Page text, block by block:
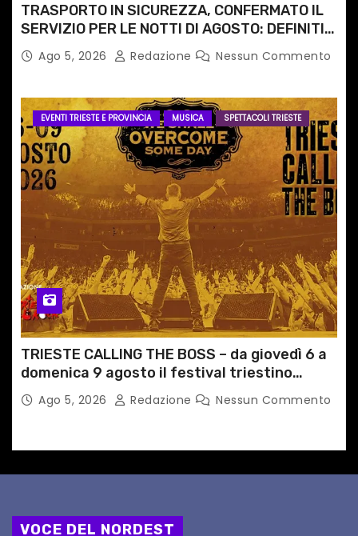
TRASPORTO IN SICUREZZA, CONFERMATO IL
SERVIZIO PER LE NOTTI DI AGOSTO: DEFINITI
PERCORSI, FERMATE E ORARIO
Ago 5, 2026 Redazione Nessun Commento
EVENTI TRIESTE E PROVINCIA MUSICA SPETTACOLI TRIESTE
TRIESTE CALLING THE BOSS – da giovedì 6 a
domenica 9 agosto il festival triestino
dedicato a Springsteen
Ago 5, 2026 Redazione Nessun Commento
VOCE DEL NORDEST